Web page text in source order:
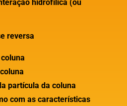
hidrofílica (ou
reversa
partícula da coluna
com as características